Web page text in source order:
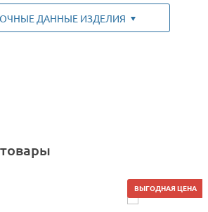
ДАННЫЕ ИЗДЕЛИЯ
58
61
ВЫГОДНАЯ ЦЕНА